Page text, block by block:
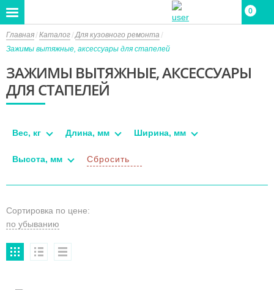
0
Главная Каталог Для кузовного ремонта
Зажимы вытяжные, аксессуары для стапелей
ЗАЖИМЫ ВЫТЯЖНЫЕ, АКСЕССУАРЫ
ДЛЯ СТАПЕЛЕЙ
Вес, кг Длина, мм Ширина, мм
Высота, мм Сбросить
Сортировка по цене: